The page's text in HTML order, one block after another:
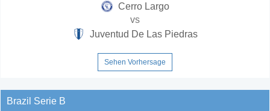
Cerro Largo
vs
Juventud De Las Piedras
Sehen Vorhersage
Brazil Serie B